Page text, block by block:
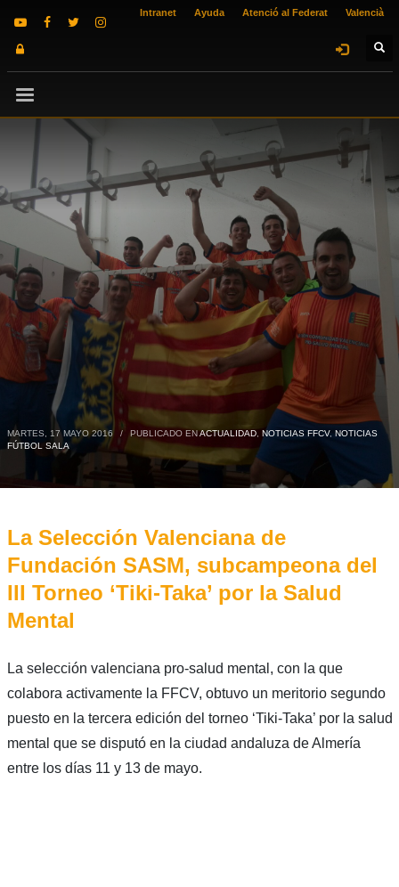
Intranet Ayuda Atenció al Federat Valencià
MARTES, 17 MAYO 2016 / PUBLICADO ENACTUALIDAD, NOTICIAS FFCV, NOTICIAS
FÚTBOL SALA
La Selección Valenciana de
Fundación SASM, subcampeona del
III Torneo ‘Tiki-Taka’ por la Salud
Mental
La selección valenciana pro-salud mental, con la que
colabora activamente la FFCV, obtuvo un meritorio segundo
puesto en la tercera edición del torneo ‘Tiki-Taka’ por la salud
mental que se disputó en la ciudad andaluza de Almería
entre los días 11 y 13 de mayo.